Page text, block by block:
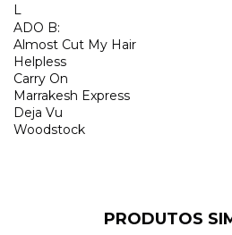
L
ADO B:
Almost Cut My Hair
Helpless
Carry On
Marrakesh Express
Deja Vu
Woodstock
PRODUTOS